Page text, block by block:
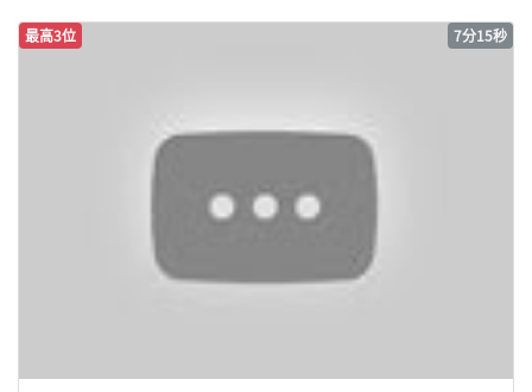
最高3位 7分15秒